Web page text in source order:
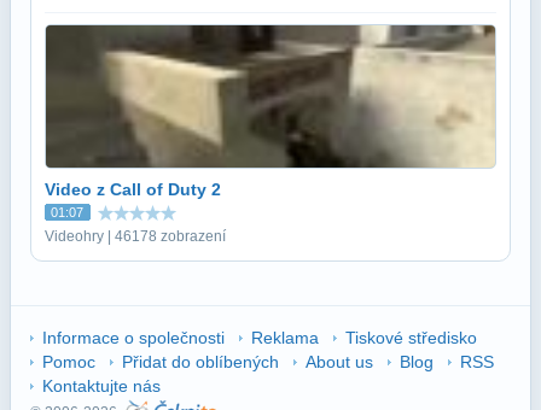
Video z Call of Duty 2
01:07
Videohry | 46178 zobrazení
Informace o společnosti Reklama
Tiskové středisko
Pomoc
Přidat do oblíbených About us Blog
RSS
Kontaktujte nás